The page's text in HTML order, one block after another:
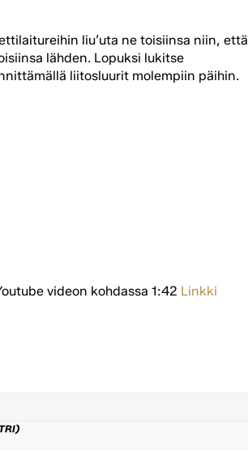
liu’uta ne toisiinsa niin, että
lähden. Lopuksi lukitse
liitosluurit molempiin päihin.
videon kohdassa 1:42 Linkki